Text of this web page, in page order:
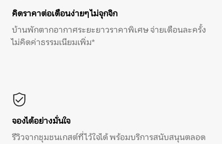
คิดราคาต่อเดือนง่ายๆ ไม่จุกจิก
บ้านพักตากอากาศระยะยาวราคาพิเศษ จ่ายเดือนละครั้ง
ไม่คิดค่าธรรมเนียมเพิ่ม*
จองได้อย่างมั่นใจ
รีวิวจากชุมชนเกสต์ที่ไว้ใจได้ พร้อมบริการสนับสนุนตลอด